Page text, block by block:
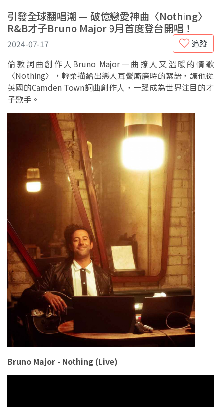
引發全球翻唱潮 — 破億戀愛神曲〈Nothing〉
R&B才子Bruno Major 9月首度登台開唱！
追蹤
2024-07-17
倫敦詞曲創作人Bruno Major一曲撩人又溫暖的情歌
〈Nothing〉，輕柔描繪出戀人耳鬢廝磨時的絮語，讓他從
英國的Camden Town詞曲創作人，一躍成為世界注目的才
子歌手。
Bruno Major - Nothing (Live)